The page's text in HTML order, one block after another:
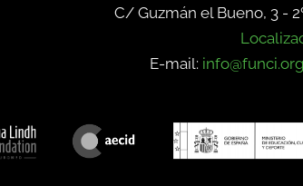
C/ Guzmán el Bueno, 3 -
E-mail: info@funci.org